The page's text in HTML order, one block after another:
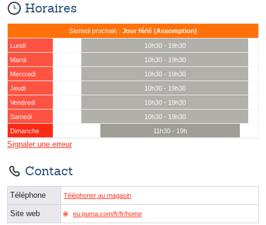
Horaires
Samedi prochain : Jour férié (Assomption)
Lundi
10h30 - 19h30
Mardi
10h30 - 19h30
Mercredi
10h30 - 19h30
Jeudi
10h30 - 19h30
Vendredi
10h30 - 19h30
Samedi
10h30 - 19h30
Dimanche
11h30 - 19h
Signaler une erreur
Contact
Téléphone Téléphoner au magasin
Site web eu.puma.com/fr/fr/home